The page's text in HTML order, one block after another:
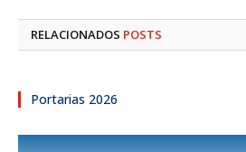
RELACIONADOS POSTS
Portarias 2026